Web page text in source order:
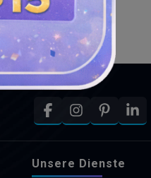
Unsere Dienste